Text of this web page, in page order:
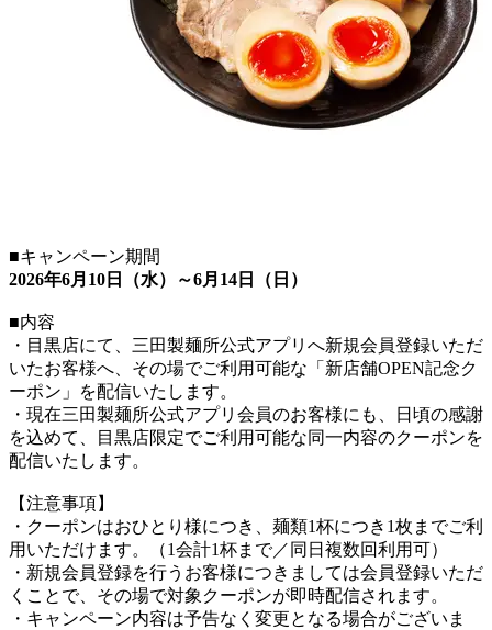
■キャンペーン期間
2026年6月10日（水）～6月14日（日）
■内容
・目黒店にて、三田製麺所公式アプリへ新規会員登録いただ
いたお客様へ、その場でご利用可能な「新店舗OPEN記念ク
ーポン」を配信いたします。
・現在三田製麺所公式アプリ会員のお客様にも、日頃の感謝
を込めて、目黒店限定でご利用可能な同一内容のクーポンを
配信いたします。
【注意事項】
・クーポンはおひとり様につき、麺類1杯につき1枚までご利
用いただけます。（1会計1杯まで／同日複数回利用可）
・新規会員登録を行うお客様につきましては会員登録いただ
くことで、その場で対象クーポンが即時配信されます。
・キャンペーン内容は予告なく変更となる場合がございま